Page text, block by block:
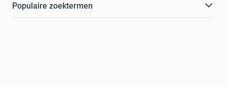
Populaire zoektermen